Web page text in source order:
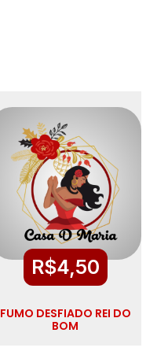
R$4,50
FUMO DESFIADO REI DO
BOM